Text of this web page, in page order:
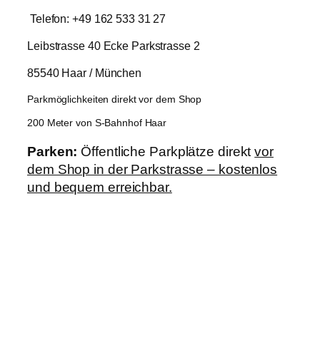
Telefon: +49 162 533 31 27
Leibstrasse 40 Ecke Parkstrasse 2
85540 Haar / München
Parkmöglichkeiten direkt vor dem Shop
200 Meter von S-Bahnhof Haar
Parken: Öffentliche Parkplätze direktvor
dem Shop in der Parkstrasse – kostenlos
und bequem erreichbar.